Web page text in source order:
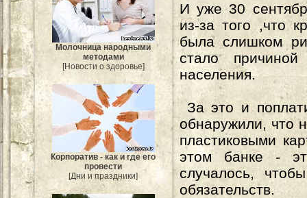
Молочница народными
методами
[Новости о здоровье]
Корпоратив - как и где его
провести
[Дни и праздники]
И уже 30
из-за того ,что
была слишком
стало
населения.
За это и
обнаружили, что
пластиковыми
этом банке -
случалось,
обязательств.